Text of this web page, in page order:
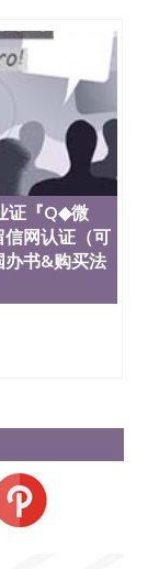
证『Q◆微
网认证（可
办书&购买法